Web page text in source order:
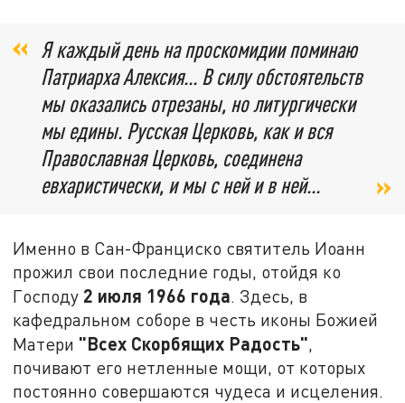
Я каждый день на проскомидии поминаю
Патриарха Алексия... В силу обстоятельств
мы оказались отрезаны, но литургически
мы едины. Русская Церковь, как и вся
Православная Церковь, соединена
евхаристически, и мы с ней и в ней...
Именно в Сан-Франциско святитель Иоанн
прожил свои последние годы, отойдя ко
Господу 2 июля 1966 года. Здесь, в
кафедральном соборе в честь иконы Божией
Матери "Всех Скорбящих Радость",
почивают его нетленные мощи, от которых
постоянно совершаются чудеса и исцеления.